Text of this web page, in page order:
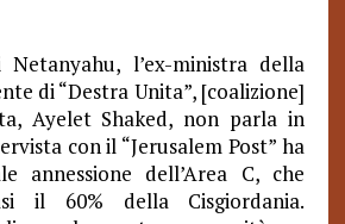
l’ex-ministra della
di “Destra Unita”, [coalizione]
Ayelet Shaked, non parla in
con il “Jerusalem Post” ha
annessione dell’Area C, che
il 60% della Cisgiordania.